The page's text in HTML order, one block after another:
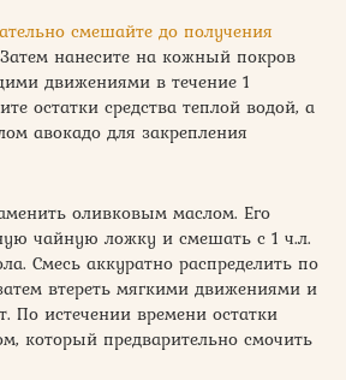
смешайте до получения
нанесите на кожный покров
движениями в течение 1
остатки средства теплой водой, а
авокадо для закрепления
оливковым маслом. Его
чайную ложку и смешать с 1 ч.л.
Смесь аккуратно распределить по
втереть мягкими движениями и
По истечении времени остатки
который предварительно смочить